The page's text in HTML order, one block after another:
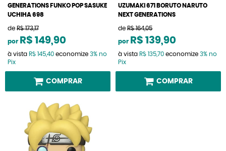
GENERATIONS FUNKO POP SASUKE
UCHIHA 698
de R$ 173,17
por R$ 149,90
à vista R$ 145,40 economize 3% no
Pix
COMPRAR
UZUMAKI 671 BORUTO NARUTO
NEXT GENERATIONS
de R$ 164,05
por R$ 139,90
à vista R$ 135,70 economize 3% no
Pix
COMPRAR